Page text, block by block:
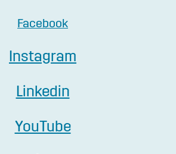
Facebook
Instagram
Linkedin
YouTube